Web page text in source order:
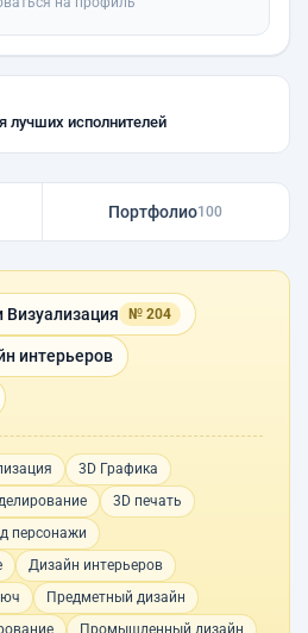
лучших исполнителей
Портфолио100
Визуализация № 204
интерьеров
3D Графика
3D печать
персонажи
Дизайн интерьеров
Предметный дизайн
Промышленный дизайн